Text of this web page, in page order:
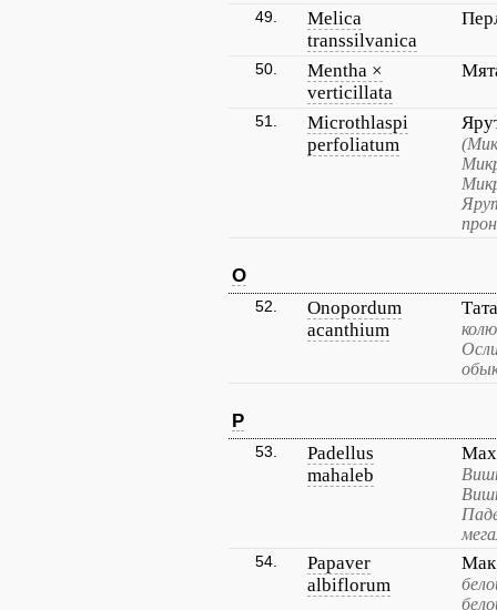
49.
Melica
transsilvanica
50.
Mentha ×
verticillata
51.
Microthlaspi
perfoliatum
O
52.
Onopordum
acanthium
P
53.
Padellus
mahaleb
54.
Papaver
albiflorum
Мак